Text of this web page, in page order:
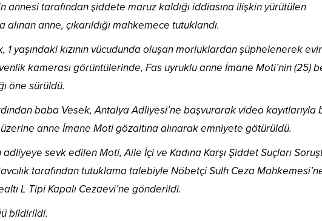
annesi tarafından şiddete maruz kaldığı iddiasına ilişkin yürütülen
anne, çıkarıldığı mahkemece tutuklandı.
yaşındaki kızının vücudunda oluşan morluklardan şüphelenerek
kamerası görüntülerinde, Fas uyruklu anne İmane Moti’nin (25)
öne sürüldü.
baba Vesek, Antalya Adliyesi’ne başvurarak video kayıtlarıyla
anne İmane Moti gözaltına alınarak emniyete götürüldü.
sevk edilen Moti, Aile İçi ve Kadına Karşı Şiddet Suçları
tarafından tutuklama talebiyle Nöbetçi Sulh Ceza
L Tipi Kapalı Cezaevi’ne gönderildi.
bildirildi.